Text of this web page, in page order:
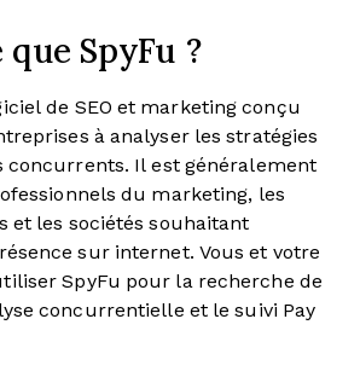
que SpyFu ?
de SEO et marketing conçu
à analyser les stratégies
concurrents. Il est généralement
du marketing, les
et les sociétés souhaitant
sur internet. Vous et votre
SpyFu pour la recherche de
concurrentielle et le suivi Pay